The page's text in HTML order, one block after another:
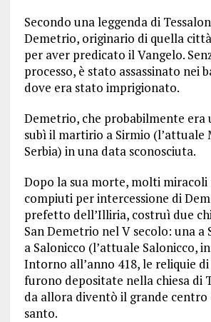
Secondo una leggenda di
Demetrio, originario di quella
per aver predicato il Vangelo.
processo, è stato assassinato nei
dove era stato imprigionato.
Demetrio, che probabilmente era
subì il martirio a Sirmio (l’attuale
Serbia) in una data sconosciuta.
Dopo la sua morte, molti
compiuti per intercessione di
prefetto dell’Illiria, costruì due
San Demetrio nel V secolo: una a
a Salonicco (l’attuale Salonicco,
Intorno all’anno 418, le reliquie
furono depositate nella chiesa di
da allora diventò il grande
santo.